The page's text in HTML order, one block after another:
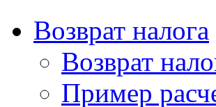
Возврат налога
Возврат
Пример